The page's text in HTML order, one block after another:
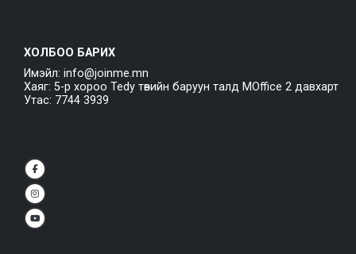
ХОЛБОО БАРИХ
Имэйл: info@joinme.mn
Хаяг: 5-р хороо Tedy төвийн баруун талд MOffice 2 давхарт
Утас: 7744 3939